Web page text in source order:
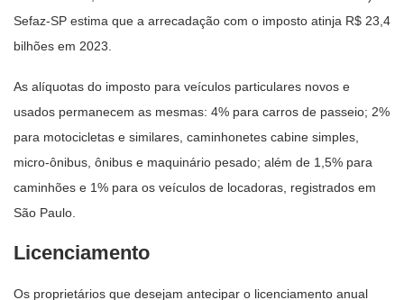
Sefaz-SP estima que a arrecadação com o imposto atinja R$ 23,4
bilhões em 2023.
As alíquotas do imposto para veículos particulares novos e
usados permanecem as mesmas: 4% para carros de passeio; 2%
para motocicletas e similares, caminhonetes cabine simples,
micro-ônibus, ônibus e maquinário pesado; além de 1,5% para
caminhões e 1% para os veículos de locadoras, registrados em
São Paulo.
Licenciamento
Os proprietários que desejam antecipar o licenciamento anual